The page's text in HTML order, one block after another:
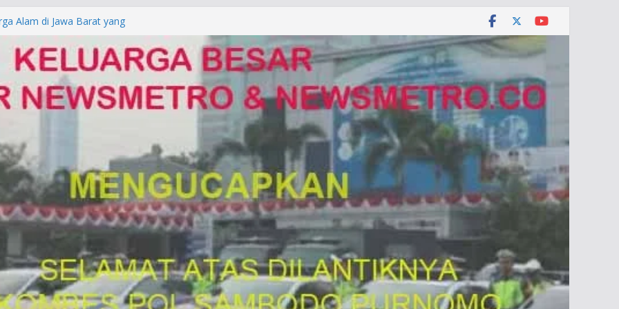
Alam di Jawa Barat yang
KUHAP Baru 2026, Tegaskan
Dipidana
DENPASAR DAN
POLDA BALI DIDUGA
ke Mabes Polri
Palsu, Kapolres
SIM